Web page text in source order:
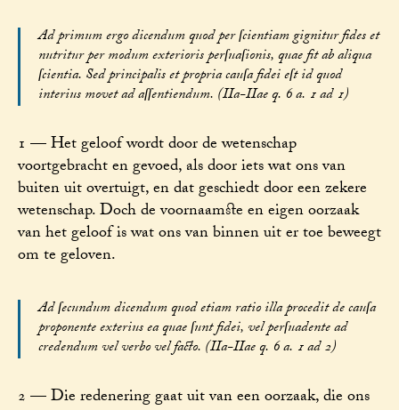
Ad primum ergo dicendum quod per ſcientiam gignitur fides et
nutritur per modum exterioris perſuaſionis, quae fit ab aliqua
ſcientia. Sed principalis et propria cauſa fidei eſt id quod
interius movet ad aſſentiendum. (IIa-IIae q. 6 a. 1 ad 1)
1 — Het geloof wordt door de wetenschap
voortgebracht en gevoed, als door iets wat ons van
buiten uit overtuigt, en dat geschiedt door een zekere
wetenschap. Doch de voornaamste en eigen oorzaak
van het geloof is wat ons van binnen uit er toe beweegt
om te geloven.
Ad ſecundum dicendum quod etiam ratio illa procedit de cauſa
proponente exterius ea quae ſunt fidei, vel perſuadente ad
credendum vel verbo vel facto. (IIa-IIae q. 6 a. 1 ad 2)
2 — Die redenering gaat uit van een oorzaak, die ons